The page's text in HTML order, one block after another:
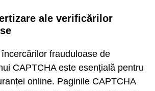
ale verificărilor
frauduloase de
CAPTCHA este esențială pentru
online. Paginile CAPTCHA